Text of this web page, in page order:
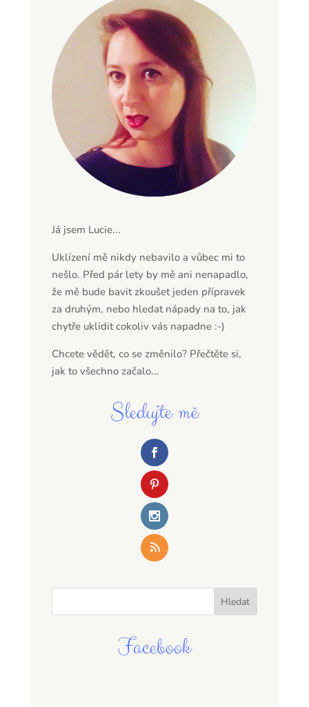
Já jsem Lucie...
Uklízení mě nikdy nebavilo a vůbec mi to
nešlo. Před pár lety by mě ani nenapadlo,
že mě bude bavit zkoušet jeden přípravek
za druhým, nebo hledat nápady na to, jak
chytře uklidit cokoliv vás napadne :-)
Chcete vědět, co se změnilo? Přečtěte si,
jak to všechno začalo...
Sledujte mě
Facebook